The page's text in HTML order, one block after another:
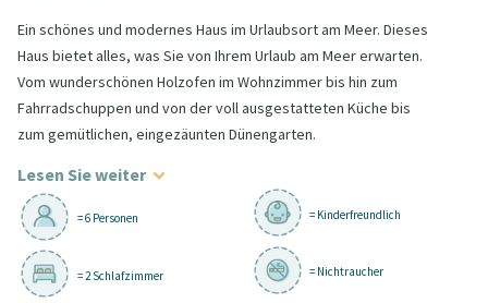
Ein schönes und modernes Haus im Urlaubsort am Meer. Dieses
Haus bietet alles, was Sie von Ihrem Urlaub am Meer erwarten.
Vom wunderschönen Holzofen im Wohnzimmer bis hin zum
Fahrradschuppen und von der voll ausgestatteten Küche bis
zum gemütlichen, eingezäunten Dünengarten.
Lesen Sie weiter
= 6 Personen
= 2 Schlafzimmer
= Kinderfreundlich
= Nichtraucher